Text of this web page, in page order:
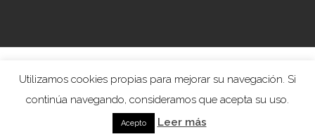
Política Privacidad
Voley Playa Poniente Benidorm © 2017. Todos los
Derechos Reservados.
Utilizamos cookies propias para mejorar su navegación. Si
continúa navegando, consideramos que acepta su uso.
Acepto Leer más